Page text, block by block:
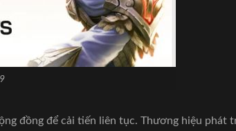
đồng để cải tiến liên tục. Thương hiệu phát